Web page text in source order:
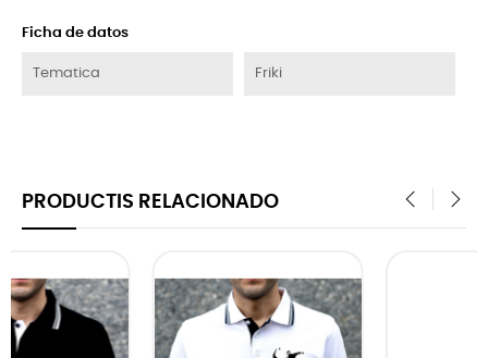
Ficha de datos
Tematica Friki
PRODUCTIS RELACIONADO